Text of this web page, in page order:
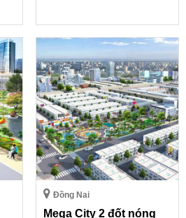
Đồng Nai
Mega City 2 đốt nóng